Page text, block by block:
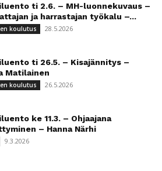
ti 2.6. – MH-luonnekuvaus –
ja harrastajan työkalu –...
koulutus 28.5.2026
ti 26.5. – Kisajännitys –
Matilainen
koulutus 26.5.2026
ke 11.3. – Ohjaajana
– Hanna Närhi
9.3.2026